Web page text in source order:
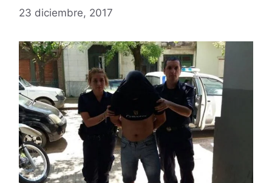
23 diciembre, 2017